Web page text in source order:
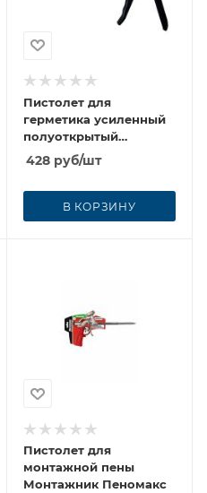
Пистолет для
герметика усиленный
полуоткрытый
Монтажник
428руб/шт
В КОРЗИНУ
Пистолет для
монтажной пены
Монтажник Пеномакс